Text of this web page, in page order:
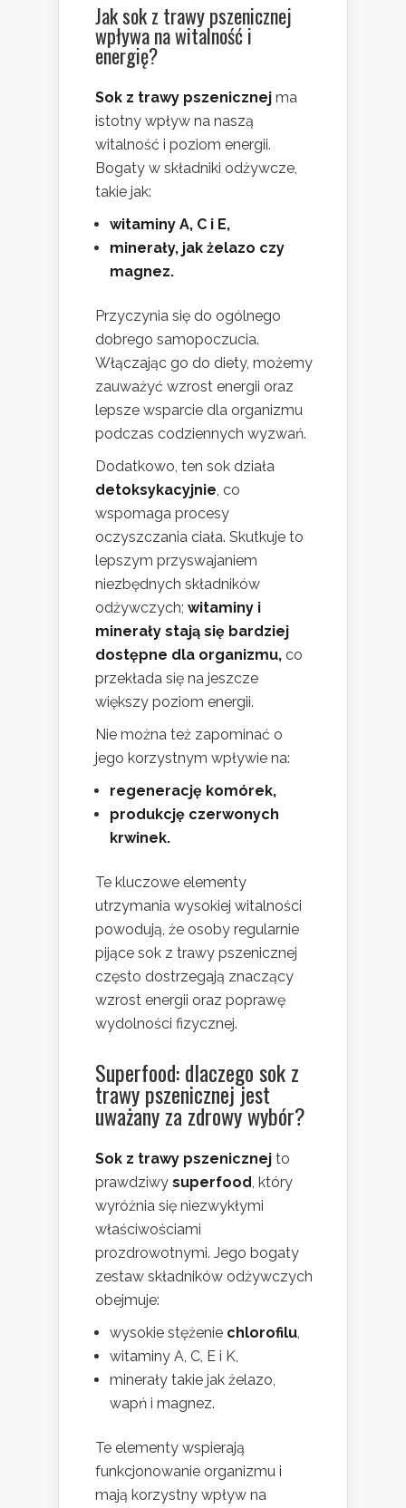
Jak sok z trawy pszenicznej
wpływa na witalność i
energię?
Sok z trawy pszenicznej ma
istotny wpływ na naszą
witalność i poziom energii.
Bogaty w składniki odżywcze,
takie jak:
witaminy A, C i E,
minerały, jak żelazo czy
magnez.
Przyczynia się do ogólnego
dobrego samopoczucia.
Włączając go do diety, możemy
zauważyć wzrost energii oraz
lepsze wsparcie dla organizmu
podczas codziennych wyzwań.
Dodatkowo, ten sok działa
detoksykacyjnie, co
wspomaga procesy
oczyszczania ciała. Skutkuje to
lepszym przyswajaniem
niezbędnych składników
odżywczych; witaminy i
minerały stają się bardziej
dostępne dla organizmu, co
przekłada się na jeszcze
większy poziom energii.
Nie można też zapominać o
jego korzystnym wpływie na:
regenerację komórek,
produkcję czerwonych
krwinek.
Te kluczowe elementy
utrzymania wysokiej witalności
powodują, że osoby regularnie
pijące sok z trawy pszenicznej
często dostrzegają znaczący
wzrost energii oraz poprawę
wydolności fizycznej.
Superfood: dlaczego sok z
trawy pszenicznej jest
uważany za zdrowy wybór?
Sok z trawy pszenicznej to
prawdziwy superfood, który
wyróżnia się niezwykłymi
właściwościami
prozdrowotnymi. Jego bogaty
zestaw składników odżywczych
obejmuje:
wysokie stężenie chlorofilu,
witaminy A, C, E i K,
minerały takie jak żelazo,
wapń i magnez.
Te elementy wspierają
funkcjonowanie organizmu i
mają korzystny wpływ na